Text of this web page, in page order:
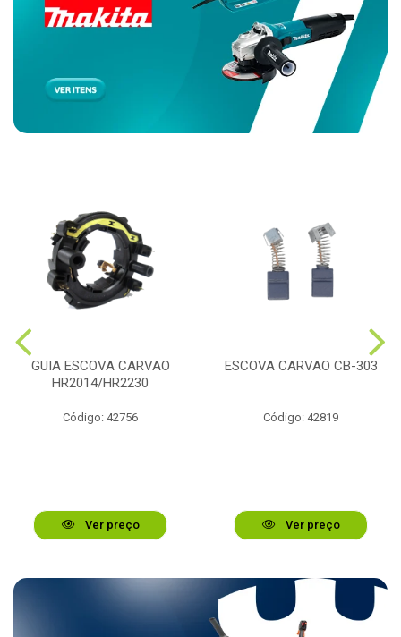
GUIA ESCOVA CARVAO
HR2014/HR2230
Código: 42756
Ver preço
ESCOVA CARVAO CB-303
Código: 42819
Ver preço